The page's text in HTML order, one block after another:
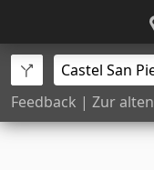
Feedback | Zur